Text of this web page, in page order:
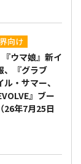
向け
ウマ娘』新イ
、『グラブ
・サマー、
』ブー
26年7月25日